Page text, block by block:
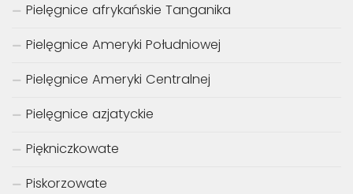
Pielęgnice afrykańskie Tanganika
Pielęgnice Ameryki Południowej
Pielęgnice Ameryki Centralnej
Pielęgnice azjatyckie
Piękniczkowate
Piskorzowate